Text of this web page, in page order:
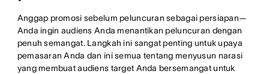
Anggap promosi sebelum peluncuran sebagai persiapan—
Anda ingin audiens Anda menantikan peluncuran dengan
penuh semangat. Langkah ini sangat penting untuk upaya
pemasaran Anda dan ini semua tentang menyusun narasi
yang membuat audiens target Anda bersemangat untuk